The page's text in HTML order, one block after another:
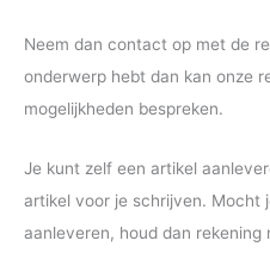
Neem dan contact op met de
onderwerp hebt dan kan onze
mogelijkheden bespreken.
Je kunt zelf een artikel
artikel voor je schrijven. Mocht
aanleveren, houd dan rekening